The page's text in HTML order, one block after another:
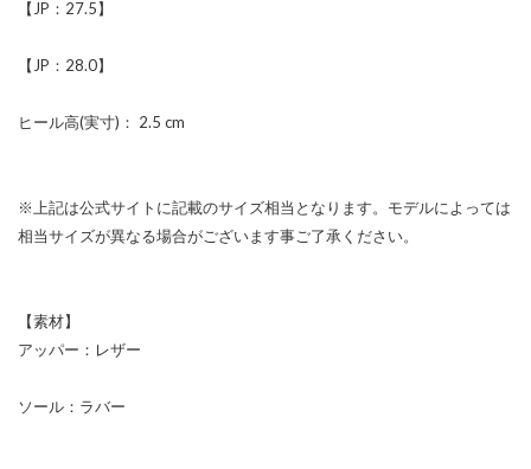
【JP：27.5】
【JP：28.0】
ヒール高(実寸)： 2.5 cm
※上記は公式サイトに記載のサイズ相当となります。モデルによっては
相当サイズが異なる場合がございます事ご了承ください。
【素材】
アッパー：レザー
ソール：ラバー